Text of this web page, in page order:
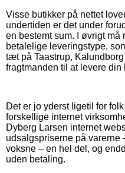
Visse butikker på nettet
undertiden er det under
en bestemt sum. I øvrigt må
betalelige leveringstype,
tæt på Taastrup,
fragtmanden til at levere
Det er jo yderst ligetil for
forskellige internet
Dyberg Larsen internet
udsalgspriserne på varerne
voksne – en hel del, og
uden betaling.